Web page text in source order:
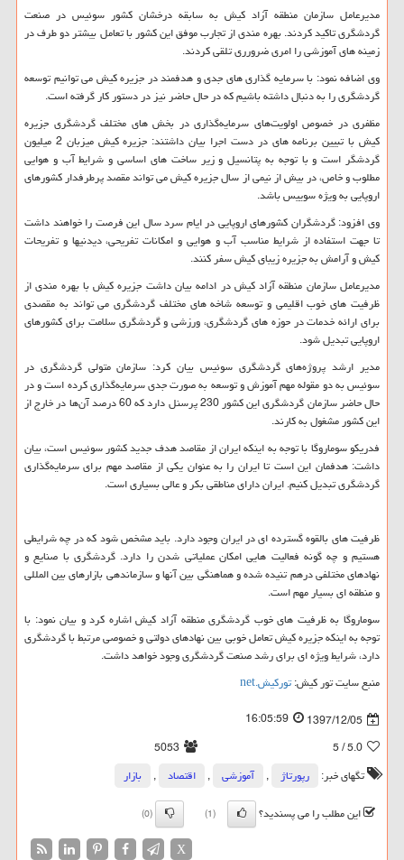
مدیرعامل سازمان منطقه آزاد کیش به سابقه درخشان کشور سوئیس در صنعت
گردشگری تاکید کردند. بهره مندی از تجارب موفق این کشور با تعامل بیشتر دو طرف در
زمینه های آموزشی را امری ضرورری تلقی کردند.
وی اضافه نمود: با سرمايه گذارى هاى جدى و هدفمند در جزيره كيش می توانیم توسعه
گردشگرى را به دنبال داشته باشیم که در حال حاضر نیز در دستور کار گرفته است.
مظفری در خصوص اولویت‌های سرمایه‌گذاری در بخش های مختلف گردشگری جزیره
کیش با تبيين برنامه های در دست اجرا بیان داشتند: جزیره کیش میزبان 2 میلیون
گردشگر است و با توجه به پتانسیل و زیر ساخت های اساسی و شرایط آب و هوایی
مطلوب و خاص، در بیش از نیمی از سال جزیره کیش می تواند مقصد پرطرفدار کشورهای
اروپایی به ویژه سوییس باشد.
وي افزود: گردشگران کشورهای اروپايی در ایام سرد سال این فرصت را خواهند داشت
تا جهت استفاده از شرایط مناسب آب و هوایی و امکانات تفریحی، دیدنیها و تفریحات
کیش و آرامش به جزیره زیبای کیش سفر کنند.
مدیرعامل سازمان منطقه آزاد کیش در ادامه بیان داشت جزیره کیش با بهره مندی از
ظرفیت های خوب اقلیمی و توسعه شاخه های مختلف گردشگری مى تواند به مقصدی
برای ارائه خدمات در حوزه های گردشگری، ورزشی و گردشگری سلامت برای کشورهای
اروپایی تبدیل شود.
مدیر ارشد پروژه‌های گردشگری سوئیس بیان کرد: سازمان متولی گردشگری در
سوئیس به دو مقوله مهم آموزش و توسعه به ‌صورت جدی سرمایه‌گذاری کرده است و در
حال حاضر سازمان گردشگری این کشور 230 پرسنل دارد که 60 درصد آن‌ها در خارج از
این کشور مشغول به کارند.
فدریکو سوماروگا با توجه به اینکه ایران از مقاصد هدف جدید کشور سوئیس است، بیان
داشت: هدفمان این است تا ایران را به عنوان یکی از مقاصد مهم برای سرمایه‌گذاری
گردشگری تبدیل کنیم. ایران دارای مناطقی بکر و عالی بسیاری است.
ظرفیت های بالقوه گسترده ای در ایران وجود دارد. باید مشخص شود که در چه شرایطی
هستیم و چه گونه فعالیت هایی امکان عملیاتی شدن را دارد. گردشگری با صنایع و
نهادهای مختلفی درهم تنیده شده و هماهنگی بین آنها و سازماندهی بازارهای بین المللی
و منطقه ای بسیار مهم است.
سوماروگا به ظرفیت های خوب گردشگری منطقه آزاد کیش اشاره کرد و بیان نمود: با
توجه به اینکه جزیره کیش تعامل خوبی بین نهادهای دولتی و خصوصی مرتبط با گردشگری
دارد، شرایط ویژه ای برای رشد صنعت گردشگری وجود خواهد داشت.
منبع سایت تور کیش:تورکيش.net
1397/12/05
16:05:59
5.0
/ 5
5053
تگهای خبر:
رپورتاژ , آموزشی , اقتصاد ,
بازار
این مطلب را می پسندید؟
(1)
(0)
X